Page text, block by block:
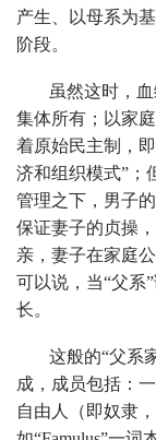
产生、以母系为
阶段。
虽然这时，
集体所有；以家
着原始民主制，
济和组织模式”；
管理之下，男子
保证妻子的贞操
亲，妻子在家庭
可以说，当“父系
长。
这般的“父系
成，成员包括：
自由人（即奴隶